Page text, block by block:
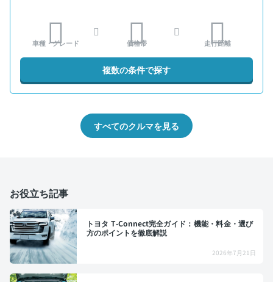
車種・グレード 価格帯 走行距離
複数の条件で探す
すべてのクルマを見る
お役立ち記事
トヨタ T-Connect完全ガイド：機能・料金・選び
方のポイントを徹底解説
2026年7月21日